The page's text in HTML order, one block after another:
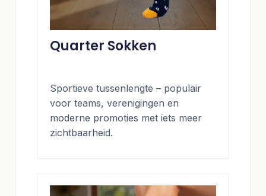
Quarter Sokken
Sportieve tussenlengte – populair
voor teams, verenigingen en
moderne promoties met iets meer
zichtbaarheid.